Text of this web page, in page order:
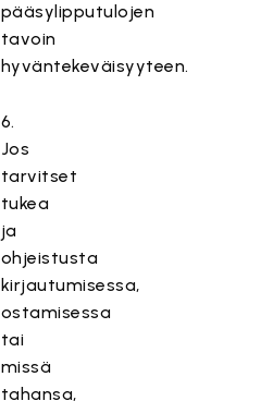
pääsylipputulojen
tavoin
hyväntekeväisyyteen.
6.
Jos
tarvitset
tukea
ja
ohjeistusta
kirjautumisessa,
ostamisessa
tai
missä
tahansa,